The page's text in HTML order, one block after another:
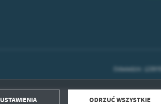
USTAWIENIA ODRZUĆ WSZYSTKIE
Odwiedzin: 1239705